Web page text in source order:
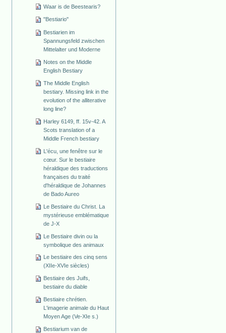
Waar is de Beestearis?
"Bestiario"
Bestiarien im
Spannungsfeld zwischen
Mittelalter und Moderne
Notes on the Middle
English Bestiary
The Middle English
bestiary. Missing link in the
evolution of the alliterative
long line?
Harley 6149, ff. 15v-42. A
Scots translation of a
Middle French bestiary
L'écu, une fenêtre sur le
cœur. Sur le bestiaire
héraldique des traductions
françaises du traité
d'héraldique de Johannes
de Bado Aureo
Le Bestiaire du Christ. La
mystérieuse emblématique
de J-X
Le Bestiaire divin ou la
symbolique des animaux
Le bestiaire des cinq sens
(XIIe-XVIe siècles)
Bestiaire des Juifs,
bestiaire du diable
Bestiaire chrétien.
L'imagerie animale du Haut
Moyen Age (Ve-XIe s.)
Bestiarium van de